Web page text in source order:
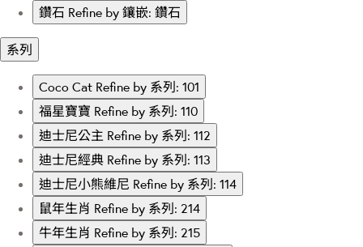
鑽石 Refine by 鑲嵌: 鑽石
系列
Coco Cat Refine by 系列: 101
福星寶寶 Refine by 系列: 110
迪士尼公主 Refine by 系列: 112
迪士尼經典 Refine by 系列: 113
迪士尼小熊維尼 Refine by 系列: 114
鼠年生肖 Refine by 系列: 214
牛年生肖 Refine by 系列: 215